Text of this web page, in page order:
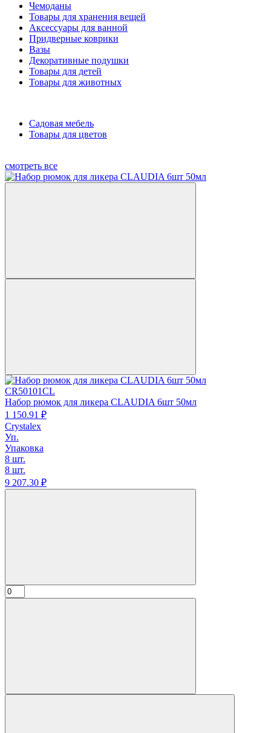
Чемоданы
Товары для хранения вещей
Аксессуары для ванной
Придверные коврики
Вазы
Декоративные подушки
Товары для детей
Товары для животных
Садовая мебель
Товары для цветов
смотреть все
CR50101CL
Набор рюмок для ликера CLAUDIA 6шт 50мл
1 150.91 ₽
Crystalex
Уп.
Упаковка
8 шт.
8 шт.
9 207.30 ₽